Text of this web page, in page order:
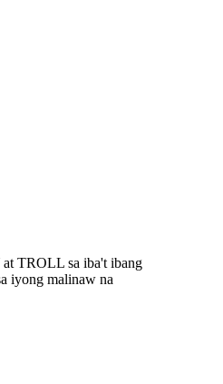
at TROLL sa iba't ibang
iyong malinaw na